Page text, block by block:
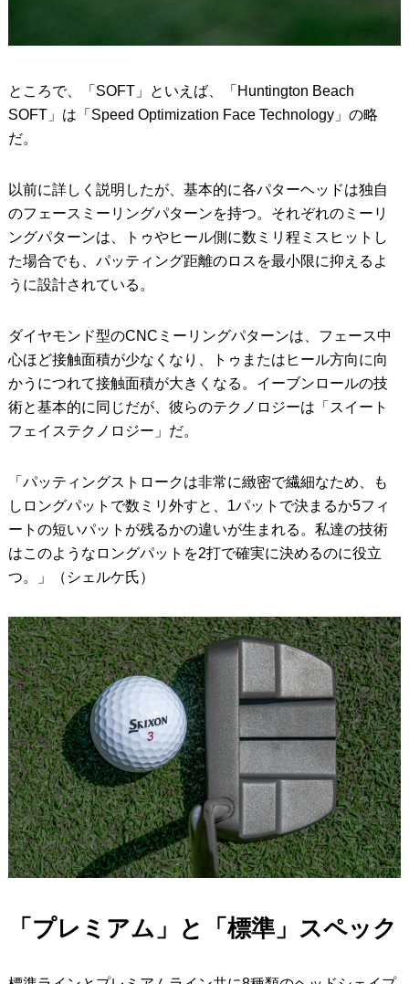
ところで、「SOFT」といえば、「Huntington Beach
SOFT」は「Speed Optimization Face Technology」の略
だ。
以前に詳しく説明したが、基本的に各パターヘッドは独自
のフェースミーリングパターンを持つ。それぞれのミーリ
ングパターンは、トゥやヒール側に数ミリ程ミスヒットし
た場合でも、パッティング距離のロスを最小限に抑えるよ
うに設計されている。
ダイヤモンド型のCNCミーリングパターンは、フェース中
心ほど接触面積が少なくなり、トゥまたはヒール方向に向
かうにつれて接触面積が大きくなる。イーブンロールの技
術と基本的に同じだが、彼らのテクノロジーは「スイート
フェイステクノロジー」だ。
「パッティングストロークは非常に緻密で繊細なため、も
しロングパットで数ミリ外すと、1パットで決まるか5フィ
ートの短いパットが残るかの違いが生まれる。私達の技術
はこのようなロングパットを2打で確実に決めるのに役立
つ。」（シェルケ氏）
「プレミアム」と「標準」スペック